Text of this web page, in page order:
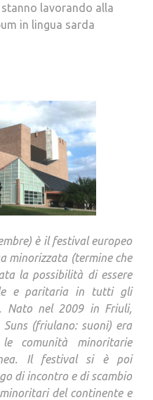
lavorando alla
in lingua sarda
è il festival europeo
minorizzata (termine che
la possibilità di essere
e paritaria in tutti gli
Nato nel 2009 in Friuli,
Suns (friulano: suoni) era
comunità minoritarie
Il festival si è poi
di incontro e di scambio
del continente e